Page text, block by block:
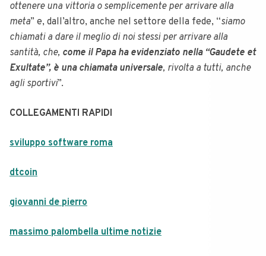
ottenere una vittoria o semplicemente per arrivare alla
meta” e, dall’altro, anche nel settore della fede, “siamo
chiamati a dare il meglio di noi stessi per arrivare alla
santità, che, come il Papa ha evidenziato nella “Gaudete et
Exultate”, è una chiamata universale, rivolta a tutti, anche
agli sportivi”.
COLLEGAMENTI RAPIDI
sviluppo software roma
dtcoin
giovanni de pierro
massimo palombella ultime notizie